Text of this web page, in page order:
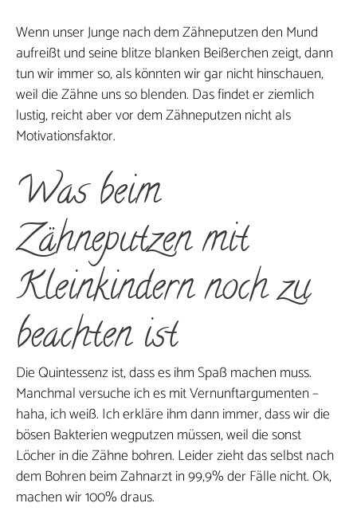
Wenn unser Junge nach dem Zähneputzen den Mund
aufreißt und seine blitze blanken Beißerchen zeigt, dann
tun wir immer so, als könnten wir gar nicht hinschauen,
weil die Zähne uns so blenden. Das findet er ziemlich
lustig, reicht aber vor dem Zähneputzen nicht als
Motivationsfaktor.
Was beim
Zähneputzen mit
Kleinkindern noch zu
beachten ist
Die Quintessenz ist, dass es ihm Spaß machen muss.
Manchmal versuche ich es mit Vernunftargumenten –
haha, ich weiß. Ich erkläre ihm dann immer, dass wir die
bösen Bakterien wegputzen müssen, weil die sonst
Löcher in die Zähne bohren. Leider zieht das selbst nach
dem Bohren beim Zahnarzt in 99,9% der Fälle nicht. Ok,
machen wir 100% draus.